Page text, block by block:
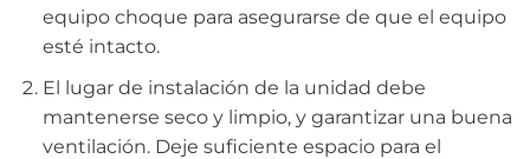
equipo choque para asegurarse de que el equipo
esté intacto.
El lugar de instalación de la unidad debe
mantenerse seco y limpio, y garantizar una buena
ventilación. Deje suficiente espacio para el